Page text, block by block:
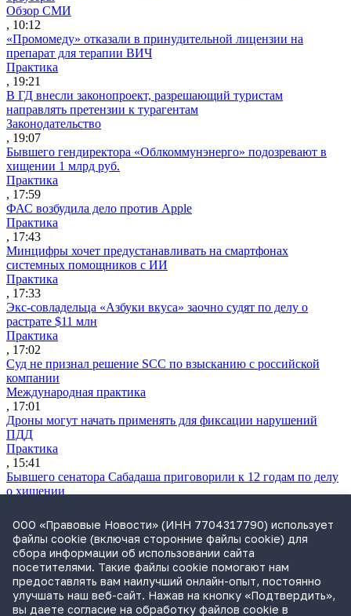
Обзор СМИ
, 10:12
«Промомеду» отказали в принудительной лицензии на
препарат для терапии ВИЧ
Практика
, 19:21
В ГД внесли законопроект, разрешающий туристам
направлять претензии к турагентам
Законодательство
, 19:07
Бывшего гендиректора «Облкоммунэнерго» подозревают в
хищении 1 млрд руб.
Практика
, 17:59
ФАС возбудила дело против Apple
Практика
, 17:43
Минцифры хочет предустанавливать на смартфонах
системных помощников с ИИ
Практика
, 17:33
Экс-совладельца «Азбуки вкуса» заочно судят по делу о
растрате $11 млн
Практика
, 17:02
Суд не признал решение SCC по взысканию с российской
компании
Международная практика
, 17:01
Дроны могут начать применять для фиксации нарушений
ПДД
Практика
, 15:41
Бывшего сенатора Сабадаша приговорили к 12 годам по делу
о хищении
, 15:29
Суд начал банкротство партнера экс-судьи Момотова
Практика
, 15:00
СИП заново рассмотрит спор «М.Видео» о товарном знаке
«Белая пятница»
Практика
ООО «Правовые Новости» (ИНН 7704317790) использует
файлы cookie (включая сторонние файлы cookie) для
сбора информации об использовании сайта
посетителями. Такие файлы cookie помогают нам
предоставлять вам наилучший онлайн-опыт, постоянно
улучшать наш веб-сайт. Нажав на кнопку «Подтвердить»,
вы даете согласие на обработку файлов cookie в